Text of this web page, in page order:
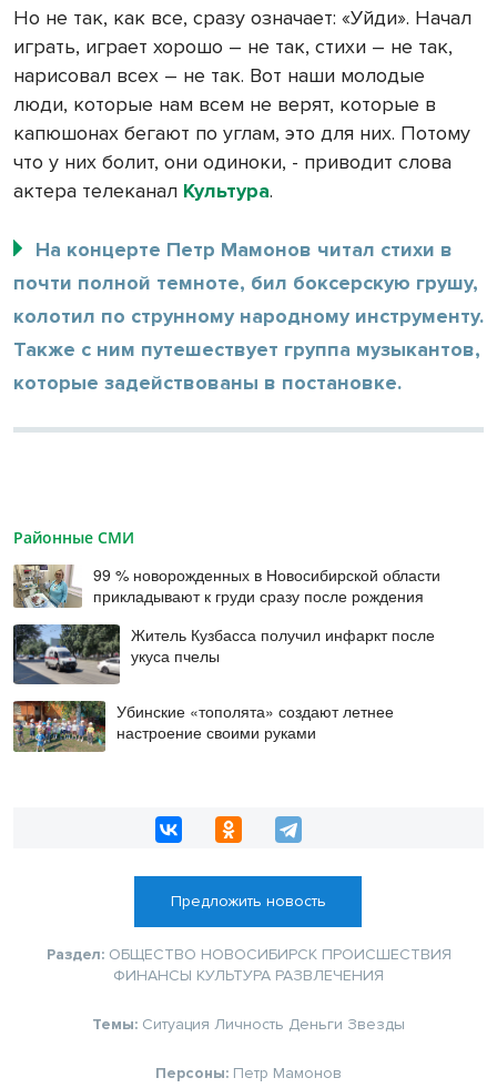
Но не так, как все, сразу означает: «Уйди». Начал
играть, играет хорошо – не так, стихи – не так,
нарисовал всех – не так. Вот наши молодые
люди, которые нам всем не верят, которые в
капюшонах бегают по углам, это для них. Потому
что у них болит, они одиноки, - приводит слова
актера телеканал Культура.
На концерте Петр Мамонов читал стихи в
почти полной темноте, бил боксерскую грушу,
колотил по струнному народному инструменту.
Также с ним путешествует группа музыкантов,
которые задействованы в постановке.
Районные СМИ
99 % новорожденных в Новосибирской области
прикладывают к груди сразу после рождения
Житель Кузбасса получил инфаркт после
укуса пчелы
Убинские «тополята» создают летнее
настроение своими руками
Предложить новость
Раздел: ОБЩЕСТВО НОВОСИБИРСК ПРОИСШЕСТВИЯ
ФИНАНСЫ КУЛЬТУРА РАЗВЛЕЧЕНИЯ
Темы: Ситуация Личность Деньги Звезды
Персоны: Петр Мамонов